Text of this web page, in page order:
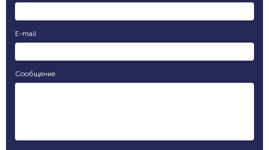
E-mail
Сообщение